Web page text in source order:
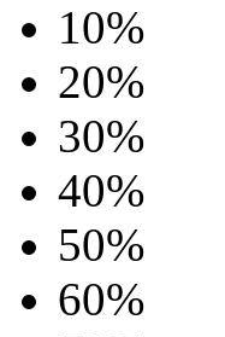
10%
20%
30%
40%
50%
60%